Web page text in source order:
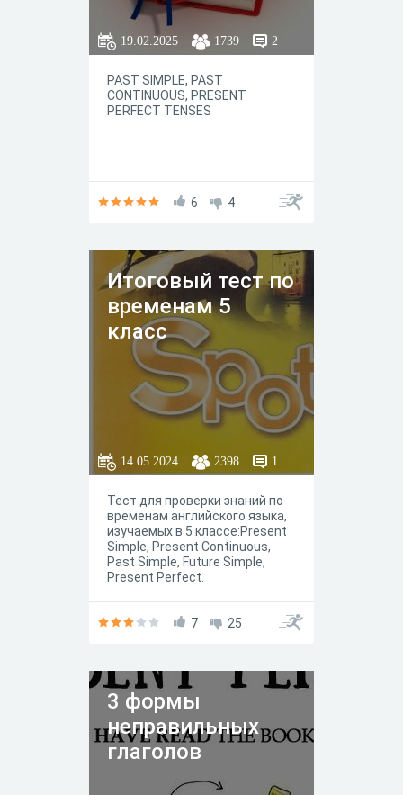
19.02.2025 1739 2
PAST SIMPLE, PAST
CONTINUOUS, PRESENT
PERFECT TENSES
6 4
Итоговый тест по
временам 5
класс
14.05.2024 2398 1
Тест для проверки знаний по
временам английского языка,
изучаемых в 5 классе:Present
Simple, Present Continuous,
Past Simple, Future Simple,
Present Perfect.
7 25
3 формы
неправильных
глаголов